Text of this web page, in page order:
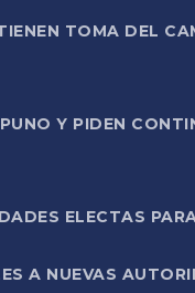
TOMA DEL
Y PIDEN
ELECTAS
A NUEVAS